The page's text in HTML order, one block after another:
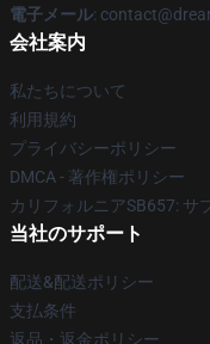
電子メール:
会社案内
私たちについて
利用規約
プライバシーポリシー
DMCA - 著作権ポリシー
カリフォルニアSB657: サ
当社のサポート
配送&配送ポリシー
支払条件
返品・返金ポリシー